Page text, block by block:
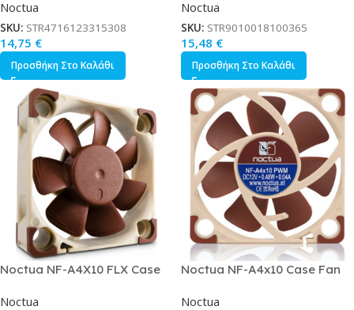
3-Pin Γκρι
Noctua
SKU: STR4716123315308
14,75 €
Προσθήκη Στο Καλάθι
4-Pin PWM Γκρι
Noctua
SKU: STR9010018100365
15,48 €
Προσθήκη Στο Καλάθι
Noctua NF-A4X10 FLX Case
Καφέ
Noctua
Noctua NF-A4x10 Case Fan
Καφέ
Noctua